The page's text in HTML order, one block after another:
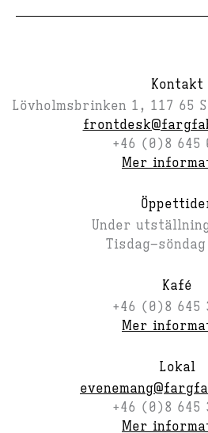
Kontakt
Lövholmsbrinken 1, 117 65
+46 (0)8 645
Mer
Under
Tisdag–söndag
Kafé
+46 (0)8 645
Mer
Lokal
+46 (0)8 645
Mer